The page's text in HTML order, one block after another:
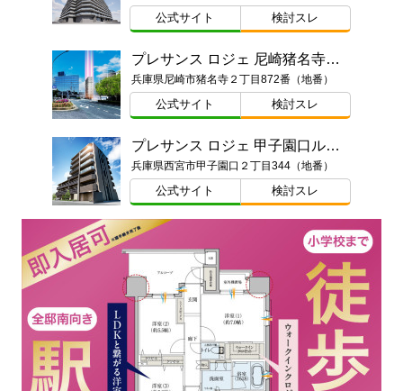
公式サイト 検討スレ
プレサンス ロジェ 尼崎猪名寺ステーションステージ
兵庫県尼崎市猪名寺２丁目872番（地番）
公式サイト 検討スレ
プレサンス ロジェ 甲子園口ルミエ
兵庫県西宮市甲子園口２丁目344（地番）
公式サイト 検討スレ